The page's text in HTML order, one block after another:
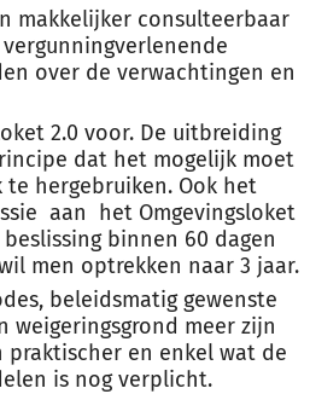
makkelijker consulteerbaar
over de verwachtingen en
2.0 voor. De uitbreiding
dat het mogelijk moet
hergebruiken. Ook het
aan het Omgevingsloket
binnen 60 dagen
men optrekken naar 3 jaar.
beleidsmatig gewenste
weigeringsgrond meer zijn
en enkel wat de
is nog verplicht.